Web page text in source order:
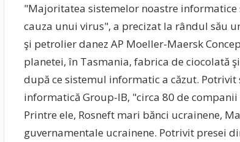
"Majoritatea sistemelor noastre
cauza unui virus", a precizat la rândul său
şi petrolier danez AP Moeller-Maersk
planetei, în Tasmania, fabrica de ciocolată
după ce sistemul informatic a căzut.
informatică Group-IB, "circa 80 de
Printre ele, Rosneft mari bănci ucrainene,
guvernamentale ucrainene. Potrivit presei